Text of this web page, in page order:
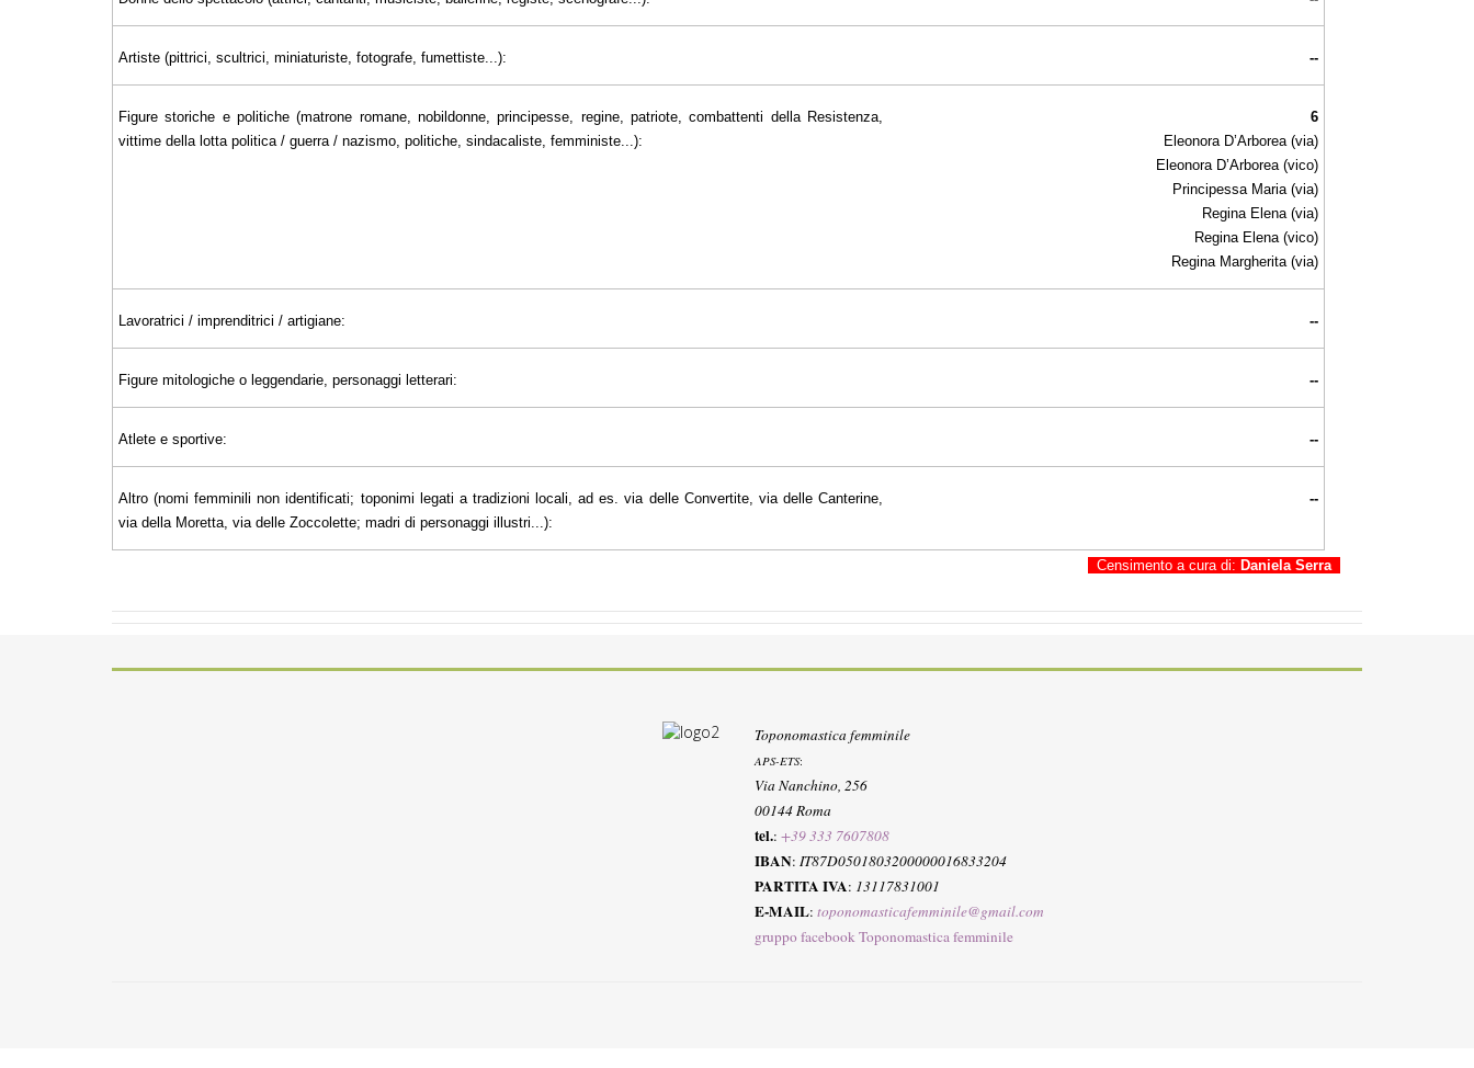
Artiste (pittrici, scultrici, miniaturiste, fotografe, fumettiste...): --
Figure storiche e politiche (matrone romane, nobildonne, principesse, regine, patriote, combattenti della Resistenza,
vittime della lotta politica / guerra / nazismo, politiche, sindacaliste, femministe...):
6
Eleonora D’Arborea (via)
Eleonora D’Arborea (vico)
Principessa Maria (via)
Regina Elena (via)
Regina Elena (vico)
Regina Margherita (via)
Lavoratrici / imprenditrici / artigiane: --
Figure mitologiche o leggendarie, personaggi letterari: --
Atlete e sportive: --
Altro (nomi femminili non identificati; toponimi legati a tradizioni locali, ad es. via delle Convertite, via delle Canterine,
via della Moretta, via delle Zoccolette; madri di personaggi illustri...):
--
Censimento a cura di: Daniela Serra
Toponomastica femminile
APS-ETS:
Via Nanchino, 256
00144 Roma
tel.: +39 333 7607808
IBAN: IT87D0501803200000016833204
PARTITA IVA: 13117831001
E-MAIL: toponomasticafemminile@gmail.com
gruppo facebook Toponomastica femminile